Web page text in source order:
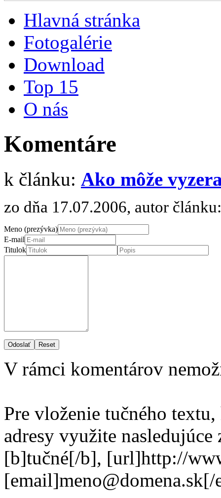
Hlavná stránka
Fotogalérie
Download
Top 15
O nás
Komentáre
k článku: Ako môže
zo dňa 17.07.2006, autor
Meno (prezývka)
E-mail
Titulok
Odoslať Reset
V rámci komentárov
Pre vloženie tučného
adresy využite nasledujúce
[b]tučné[/b], [url]http://